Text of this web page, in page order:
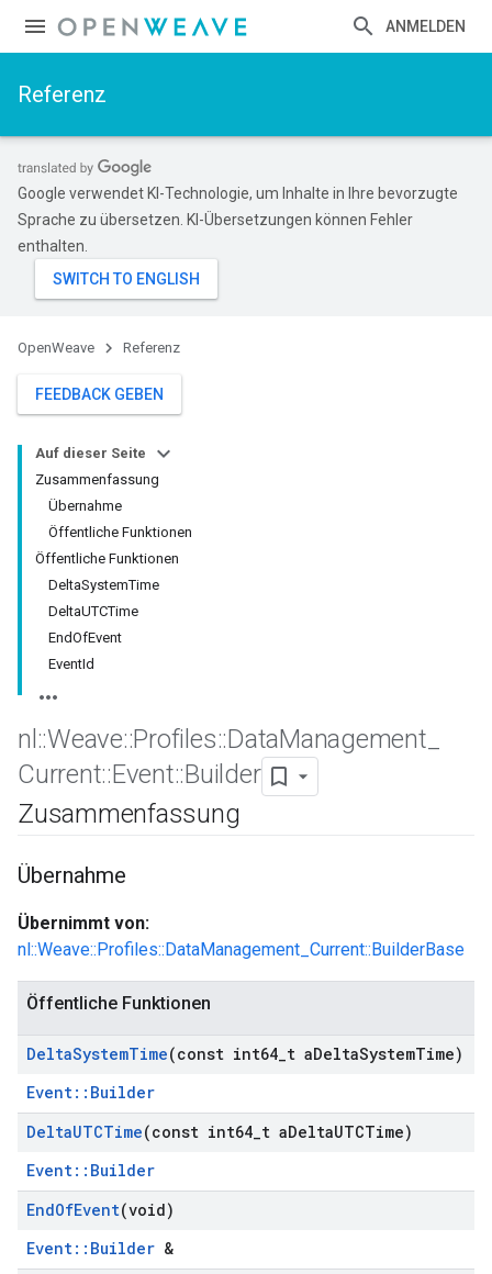
ANMELDEN
Referenz
Google verwendet KI-Technologie, um Inhalte in Ihre bevorzugte
Sprache zu übersetzen. KI-Übersetzungen können Fehler
enthalten.
OpenWeave Referenz
FEEDBACK GEBEN
Auf dieser Seite
Zusammenfassung
Übernahme
Öffentliche Funktionen
Öffentliche Funktionen
DeltaSystemTime
DeltaUTCTime
EndOfEvent
EventId
nl ::Weave::Profiles::DataManagement
Current::Event::Builder
Zusammenfassung
Übernahme
Übernimmt von:
nl::Weave::Profiles::DataManagement_Current::BuilderBase
Öffentliche Funktionen
DeltaSystemTime(const int64 t aDeltaSystemTime)
Event::Builder
DeltaUTCTime(const int64 t aDeltaUTCTime)
Event::Builder
EndOfEvent(void)
Event::Builder &